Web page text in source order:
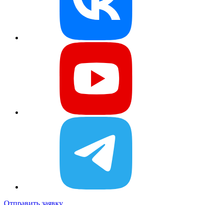
Отправить заявку